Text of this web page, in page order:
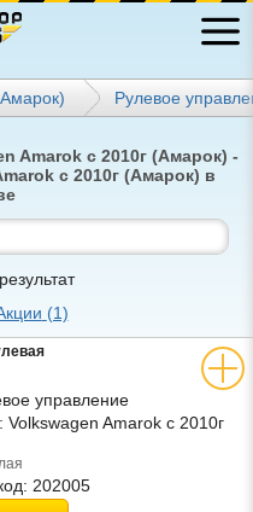
Рулевое
Amarok с 2010г (Амарок) -
с 2010г (Амарок) в
(1)
управление
Volkswagen Amarok с 2010г
202005